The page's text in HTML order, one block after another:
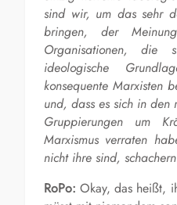
sind wir, um das sehr
bringen, der
Organisationen,
ideologische
konsequente Marxisten
und, dass es sich in den
Gruppierungen um
Marxismus verraten
nicht ihre sind,
RoPo: Okay, das heißt,